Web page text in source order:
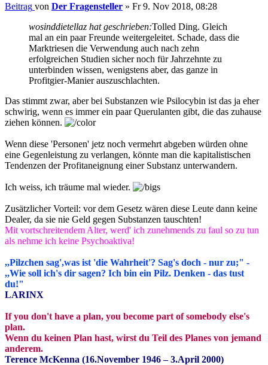
Beitrag von Der Fragensteller » Fr 9. Nov 2018, 08:28
wosinddietellaz hat geschrieben:Tolled Ding. Gleich
mal an ein paar Freunde weitergeleitet. Schade, dass die
Marktriesen die Verwendung auch nach zehn
erfolgreichen Studien sicher noch für Jahrzehnte zu
unterbinden wissen, wenigstens aber, das ganze in
Profitgier-Manier auszuschlachten.
Das stimmt zwar, aber bei Substanzen wie Psilocybin ist das ja eher
schwirig, wenn es immer ein paar Querulanten gibt, die das zuhause
ziehen können.
Wenn diese 'Personen' jetz noch vermehrt abgeben würden ohne
eine Gegenleistung zu verlangen, könnte man die kapitalistischen
Tendenzen der Profitaneignung einer Substanz unterwandern.
Ich weiss, ich träume mal wieder.
Zusätzlicher Vorteil: vor dem Gesetz wären diese Leute dann keine
Dealer, da sie nie Geld gegen Substanzen tauschten!
Mit vortschreitendem Alter, werd' ich zunehmends zu faul so zu tun
als nehme ich keine Psychoaktiva!
,,Pilzchen sag',was ist 'die Wahrheit'? Sag's doch - nur zu;" -
,,Wie soll ich's dir sagen? Ich bin ein Pilz. Denken - das tust
du!"
LARINX
If you don't have a plan, you become part of somebody else's
plan.
Wenn du keinen Plan hast, wirst du Teil des Planes von jemand
anderem.
Terence McKenna (16.November 1946 – 3.April 2000)